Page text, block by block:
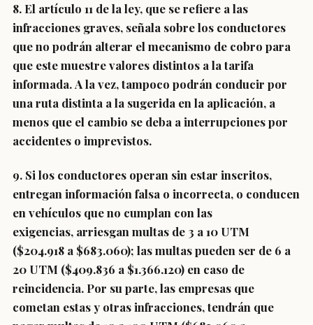
8. El artículo 11 de la ley, que se refiere a las
infracciones graves, señala sobrelos conductores
que no podrán alterar el mecanismo de cobro para
que este muestre valores distintos a la tarifa
informada.A la vez,tampoco podrán conducir por
una ruta distinta a la sugerida en la aplicación, a
menos que el cambio se deba a interrupciones por
accidentes o imprevistos.
9. Si los conductores operan sin estar inscritos,
entregan información falsa o incorrecta, o conducen
en vehículos que no cumplan con las
exigencias, arriesgan multas de 3 a 10 UTM
($204.918 a $683.060); las multas pueden ser de 6 a
20 UTM ($409.836 a $1.366.120) en caso de
reincidencia. Por su parte,las empresas que
cometan estas y otras infracciones, tendrán que